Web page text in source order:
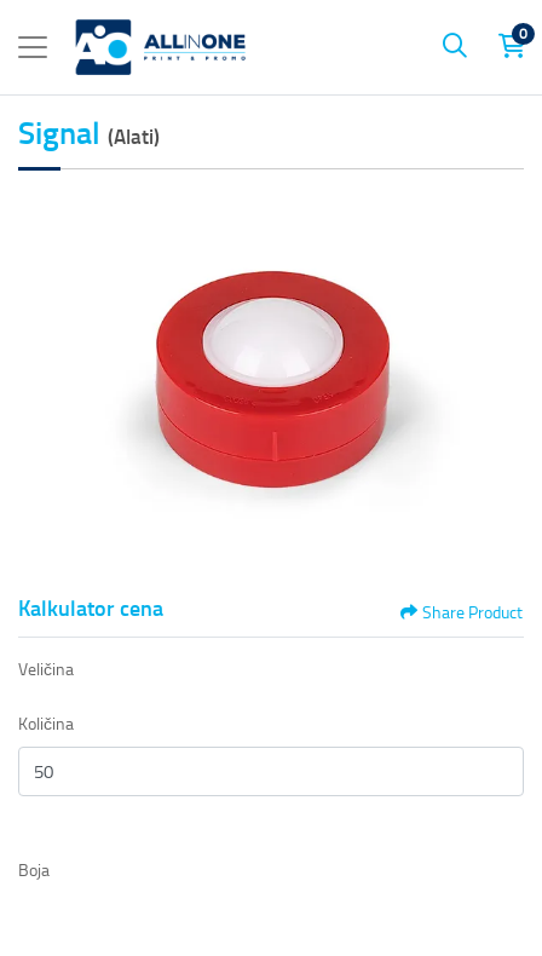
0
Signal (Alati)
Kalkulator cena Share Product
Veličina
Količina
Boja